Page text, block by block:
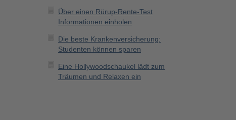
Über einen Rürup-Rente-Test
Informationen einholen
Die beste Krankenversicherung:
Studenten können sparen
Eine Hollywoodschaukel lädt zum
Träumen und Relaxen ein